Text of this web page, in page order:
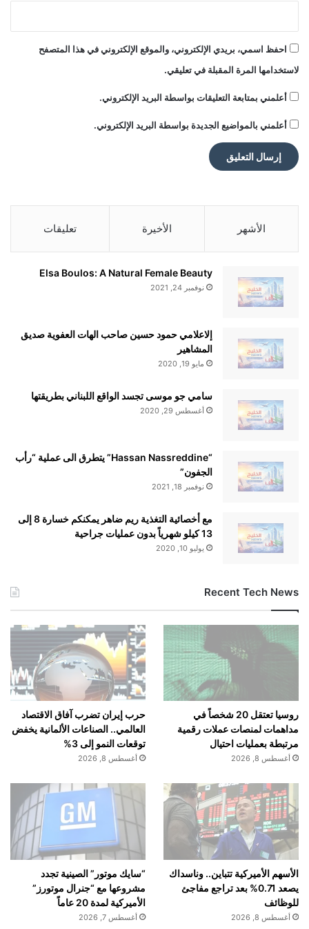
إلى جانب إعلانات الاستثمار الجديدة، تلتزم
الشركات بتعزيز النشاط التجاري بين الولايات
المتحدة والمملكة المتحدة في السنوات
القادمة.
وتخصص “بلاك روك” مبلغ 7 مليارات جنيه
إسترليني للسوق البريطانية على مدى خمس
سنوات، بينما تخطط روثيساي لمضاعفة
جنيه إسترليني أخرى في السنوات القادمة.
احفظ اسمي، بريدي الإلكتروني، والموقع الإلكتروني في هذا المتصفح
لاستخدامها المرة المقبلة في تعليقي.
أعلمني بمتابعة التعليقات بواسطة البريد الإلكتروني.
أعلمني بالمواضيع الجديدة بواسطة البريد الإلكتروني.
الأشهر الأخيرة تعليقات
Elsa Boulos: A Natural Female Beauty
نوفمبر 24, 2021
إلاعلامي حمود حسين صاحب الهات العفوية صديق
المشاهير
مايو 19, 2020
سامي جو موسى تجسد الواقع اللبناني بطريقتها
أغسطس 29, 2020
“Hassan Nassreddine” يتطرق الى عملية “رأب
الجفون”
نوفمبر 18, 2021
مع أخصائية التغذية ريم ضاهر يمكنكم خسارة 8 إلى
13 كيلو شهرياً بدون عمليات جراحية
يوليو 10, 2020
Recent Tech News
روسيا تعتقل 20 شخصاً في
مداهمات لمنصات عملات رقمية
مرتبطة بعمليات احتيال
أغسطس 8, 2026
حرب إيران تضرب آفاق الاقتصاد
العالمي.. الصناعات الألمانية يخفض
توقعات النمو إلى 3%
أغسطس 8, 2026
الأسهم الأميركية تتباين.. وناسداك
يصعد 0.71% بعد تراجع مفاجئ
للوظائف
أغسطس 8, 2026
“سايك موتور” الصينية تجدد
مشروعها مع “جنرال موتورز”
الأميركية لمدة 20 عاماً
أغسطس 7, 2026